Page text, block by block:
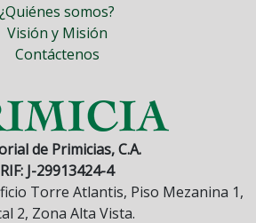
¿Quiénes somos?
Visión y Misión
Contáctenos
de Primicias, C.A.
RIF: J-29913424-4
Torre Atlantis, Piso Mezanina 1,
2, Zona Alta Vista.